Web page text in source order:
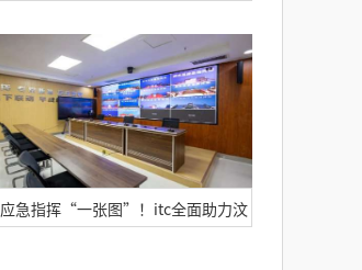
品案例集锦
应急指挥“一张图”！itc全面助力汶